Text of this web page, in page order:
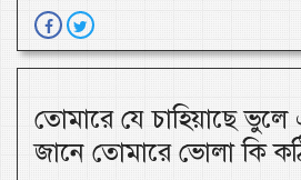
তোমারে যে চাহিয়াছে
জানে তোমারে ভোলা কি